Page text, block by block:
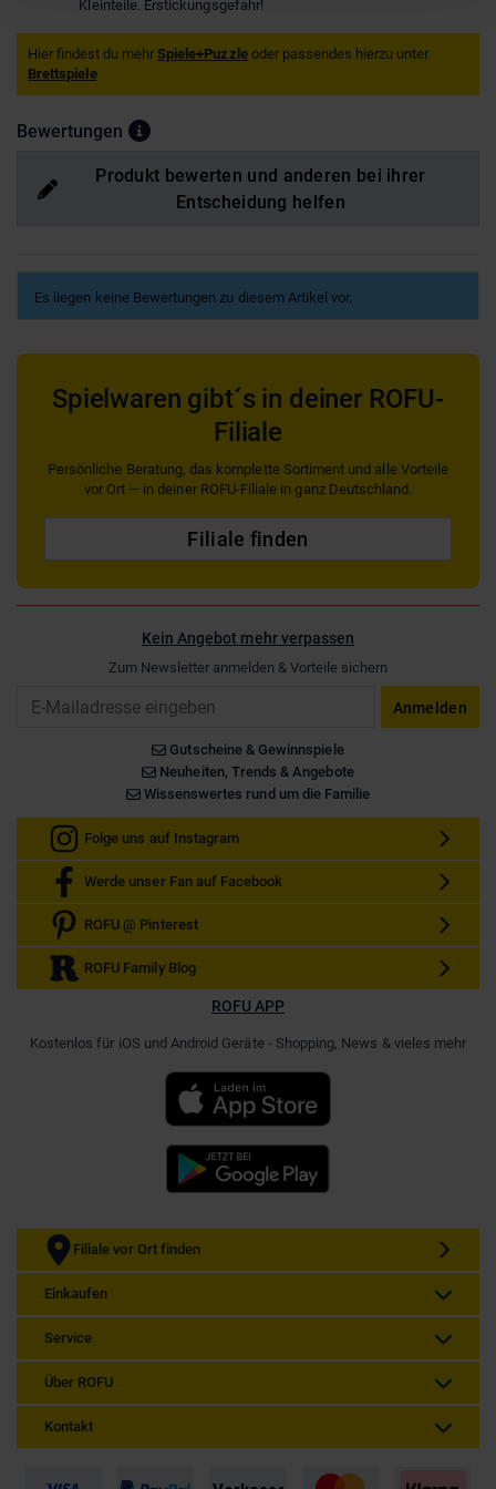
Kleinteile. Erstickungsgefahr!
Hier findest du mehr Spiele+Puzzleoder passendes hierzu unter
Brettspiele
Bewertungen
Produkt bewerten und anderen bei ihrer
Entscheidung helfen
Es liegen keine Bewertungen zu diesem Artikel vor.
Spielwaren gibt´s in deiner ROFU-
Filiale
Persönliche Beratung, das komplette Sortiment und alle Vorteile
vor Ort — in deiner ROFU-Filiale in ganz Deutschland.
Filiale finden
Kein Angebot mehr verpassen
Zum Newsletter anmelden & Vorteile sichern
Anmelden
Gutscheine & Gewinnspiele
Neuheiten, Trends & Angebote
Wissenswertes rund um die Familie
Folge uns auf Instagram
Werde unser Fan auf Facebook
ROFU @ Pinterest
ROFU Family Blog
ROFU APP
Kostenlos für iOS und Android Geräte - Shopping, News & vieles mehr
Filiale vor Ort finden
Einkaufen
Service
Über ROFU
Kontakt